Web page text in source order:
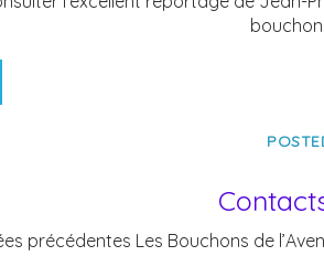
précédentes Les Bouchons de